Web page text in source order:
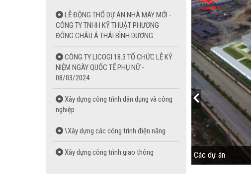
LỄ ĐỘNG THỔ DỰ ÁN NHÀ MÁY MỚI -
CÔNG TY TNHH KỸ THUẬT PHƯƠNG
ĐÔNG CHÂU Á THÁI BÌNH DƯƠNG
CÔNG TY LICOGI 18.3 TỔ CHỨC LỄ KỶ
NIỆM NGÀY QUỐC TẾ PHỤ NỮ -
08/03/2024
Xây dựng công trình dân dụng và công
nghiệp
\Xây dựng các công trình điện năng
Xây dựng công trình giao thông Các dự án
Các dự án